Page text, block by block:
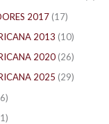
2017 (17)
2013 (10)
2020 (26)
2025 (29)